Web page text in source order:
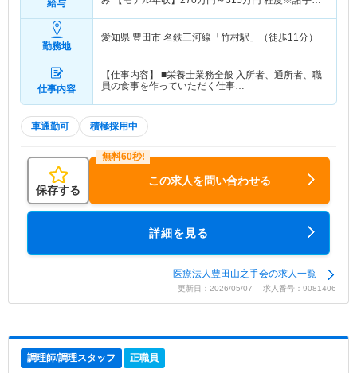
給与
勤務地
愛知県 豊田市 名鉄三河線「竹村駅」（徒歩11分）
仕事内容
【仕事内容】 ■栄養士業務全般 入所者、通所者、職
員の食事を作っていただく仕事…
車通勤可 積極採用中
保存する
この求人を問い合わせる
詳細を見る
医療法人豊田山之手会の求人一覧
更新日：2026/05/07 求人番号：9081406
調理師/調理スタッフ 正職員